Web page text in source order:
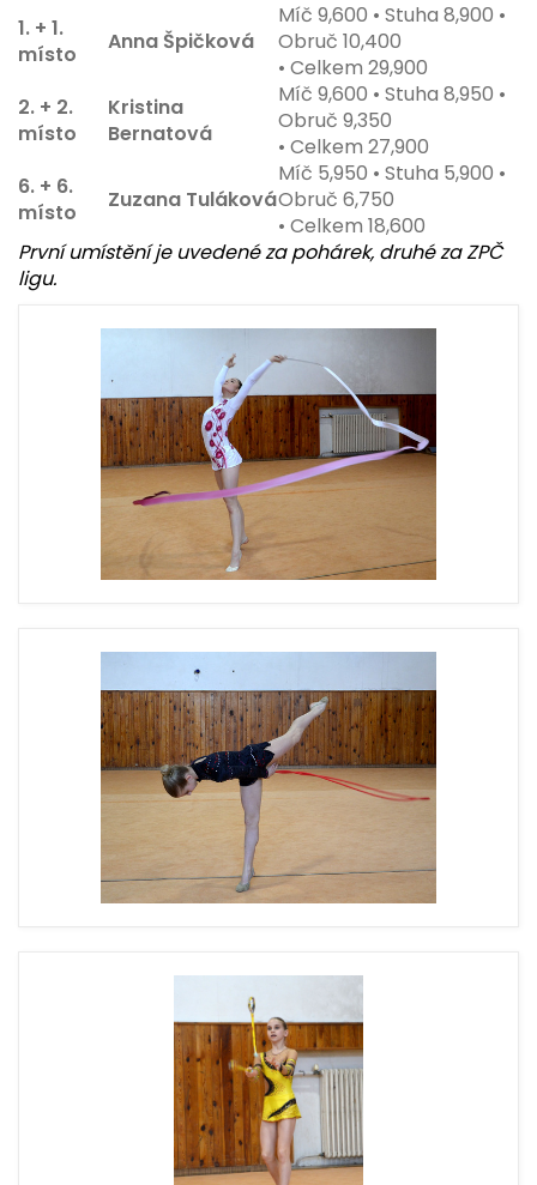
1. + 1.
místo
Anna Špičková
Míč 9,600 • Stuha 8,900 •
Obruč 10,400
• Celkem 29,900
2. + 2.
místo
Kristina
Bernatová
Míč 9,600 • Stuha 8,950 •
Obruč 9,350
• Celkem 27,900
6. + 6.
místo
Zuzana Tuláková
Míč 5,950 • Stuha 5,900 •
Obruč 6,750
• Celkem 18,600
První umístění je uvedené za pohárek, druhé za ZPČ
ligu.